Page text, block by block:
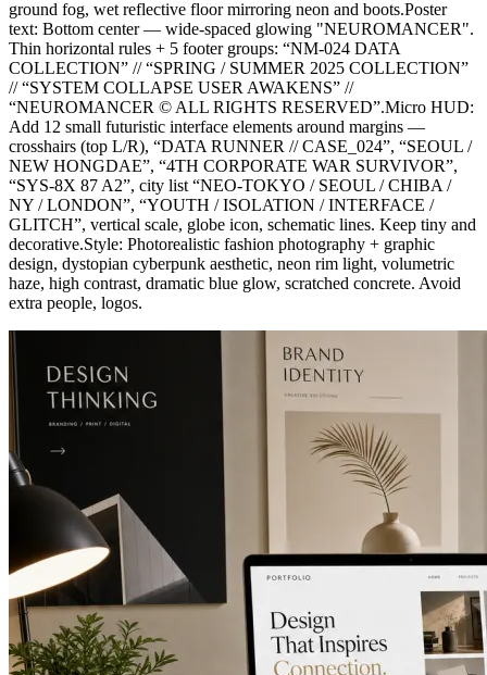
ground fog, wet reflective floor mirroring neon and boots.Poster
text: Bottom center — wide-spaced glowing "NEUROMANCER".
Thin horizontal rules + 5 footer groups: “NM-024 DATA
COLLECTION” // “SPRING / SUMMER 2025 COLLECTION”
// “SYSTEM COLLAPSE USER AWAKENS” //
“NEUROMANCER © ALL RIGHTS RESERVED”.Micro HUD:
Add 12 small futuristic interface elements around margins —
crosshairs (top L/R), “DATA RUNNER // CASE_024”, “SEOUL /
NEW HONGDAE”, “4TH CORPORATE WAR SURVIVOR”,
“SYS-8X 87 A2”, city list “NEO-TOKYO / SEOUL / CHIBA /
NY / LONDON”, “YOUTH / ISOLATION / INTERFACE /
GLITCH”, vertical scale, globe icon, schematic lines. Keep tiny and
decorative.Style: Photorealistic fashion photography + graphic
design, dystopian cyberpunk aesthetic, neon rim light, volumetric
haze, high contrast, dramatic blue glow, scratched concrete. Avoid
extra people, logos.